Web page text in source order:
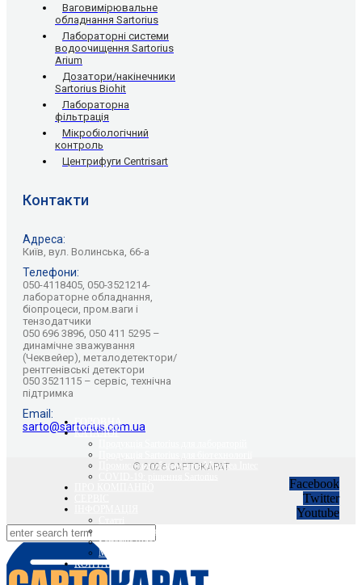
Ваговимірювальне
обладнання Sartorius
Лабораторні системи
водоочищення Sartorius
Arium
Дозатори/накінечники
Sartorius Biohit
Лабораторна
фільтрація
Мікробіологічний
контроль
Центрифуги Centrisart
Контакти
Адреса:
Київ, вул. Волинська, 66-а
Телефони:
050-4118405, 050-3521214-
лабораторне обладнання,
біопроцеси, пром.ваги і
тензодатчики
050 696 3896, 050 411 5295 –
динамічне зважування
(Чеквейер), металодетектори/
рентгенівські детектори
050 3521115 – сервіс, технічна
підтримка
Email:
sarto@sartorius.com.ua
© 2026 САРТОКАРАТ
Facebook
Twitter
Youtube
ГОЛОВНА
КАТАЛОГ
Промислове обладнання Minebea Intec
Вебінари Sartorius та Minebea Intec
Sartorius Відео
Minebea Intec Відео
КОНТАКТИ